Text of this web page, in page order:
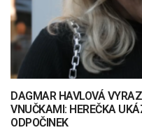
DAGMAR HAVLOVÁ
VNUČKAMI: HEREČKA
ODPOČINEK